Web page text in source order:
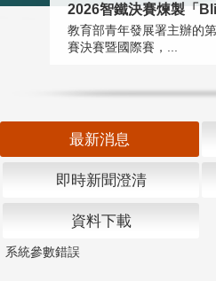
2026智鐵決賽煉製「
教育部青年發展署主辦的
賽決賽暨國際賽，...
最新消息
即時新聞澄清
資料下載
系統參數錯誤